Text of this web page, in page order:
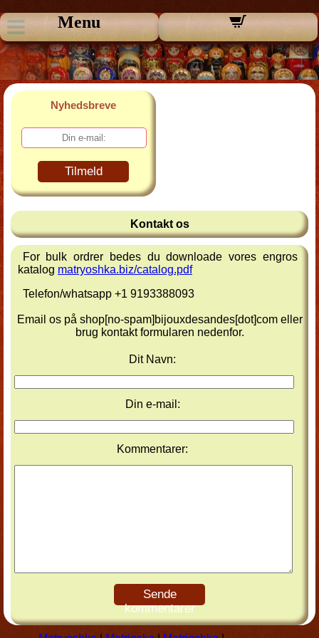
Menu
Nyhedsbreve
Tilmeld
Kontakt os
For bulk ordrer bedes du downloade vores engros
katalog matryoshka.biz/catalog.pdf
Telefon/whatsapp +1 9193388093
Email os på shop[no-spam]bijouxdesandes[dot]com eller
brug kontakt formularen nedenfor.
Dit Navn:
Din e-mail:
Kommentarer:
Sende
kommentarer